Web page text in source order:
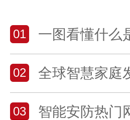
01 一图看懂什么是
02 全球智慧家庭发明专
03 智能安防热门网